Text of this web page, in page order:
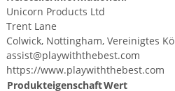
Unicorn Products Ltd
Trent Lane
Colwick, Nottingham, Vereinigtes
assist@playwiththebest.com
https://www.playwiththebest.com
ProdukteigenschaftWert